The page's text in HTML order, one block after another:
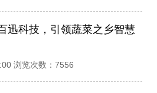
迅科技，引领蔬菜之乡智慧
浏览次数：7556